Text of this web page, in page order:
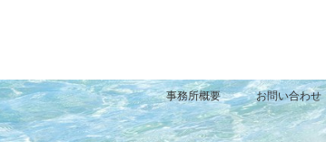
事務所概要 お問い合わせ